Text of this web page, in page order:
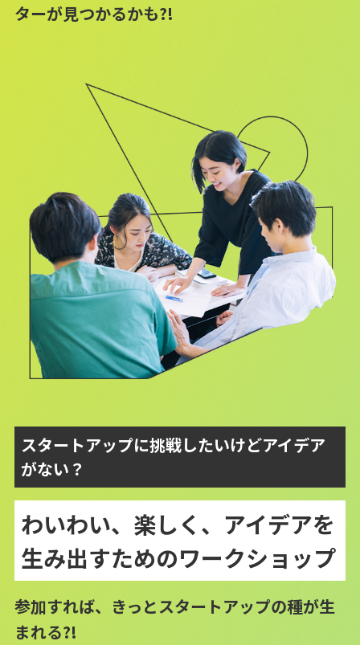
ターが見つかるかも?!
スタートアップに挑戦したいけどアイデア
がない？
わいわい、楽しく、アイデアを
生み出すためのワークショップ
参加すれば、きっとスタートアップの種が生
まれる?!